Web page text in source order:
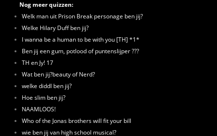
Nog meer quizzen:
Welk man uit Prison Break personage ben jij?
Welke Hilary Duff ben jij?
I wanna be a human to be with you [TH] *1*
Ben jij een gum, potlood of puntenslijper ???
TH en Jy! 17
Wat ben jij?beauty of Nerd?
welke diddl ben jij?
Hoe slim ben jij?
NAAMLOOS!
Who of the Jonas brothers will fit your bill
wie ben jij van high school musical?